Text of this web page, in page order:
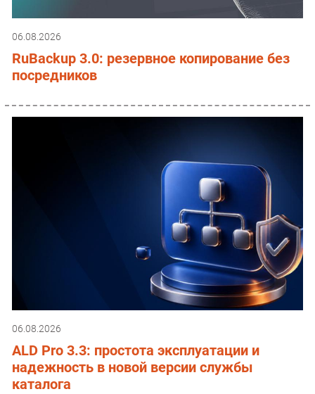
06.08.2026
RuBackup 3.0: резервное копирование без
посредников
06.08.2026
ALD Pro 3.3: простота эксплуатации и
надежность в новой версии службы
каталога